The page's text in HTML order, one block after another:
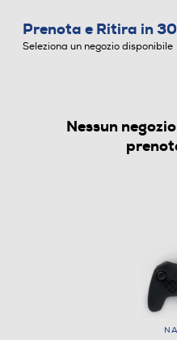
MOUSE GAMING
Prenota e Ritira in
Seleziona un negozio disponibile
Nessun